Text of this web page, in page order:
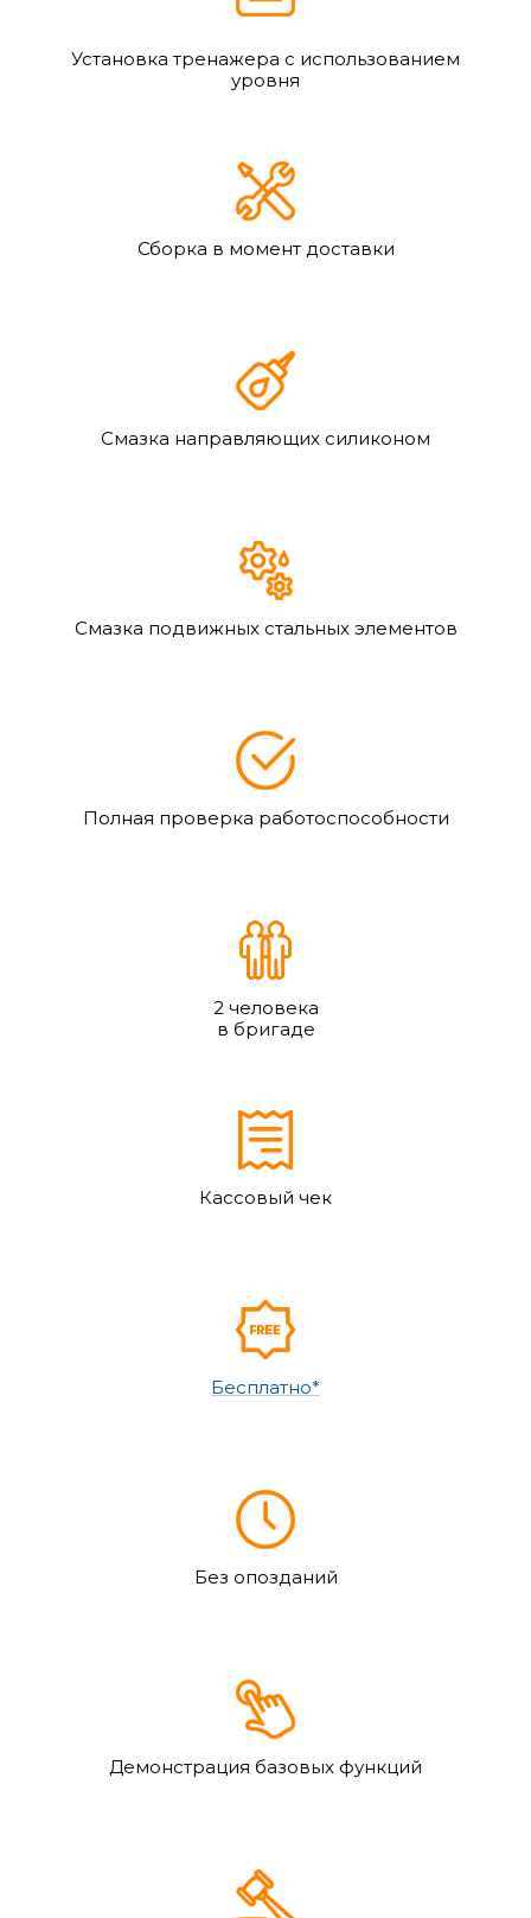
Установка тренажера с использованием
уровня
Сборка в момент доставки
Смазка направляющих силиконом
Смазка подвижных стальных элементов
Полная проверка работоспособности
2 человека
в бригаде
Кассовый чек
Бесплатно*
Без опозданий
Демонстрация базовых функций